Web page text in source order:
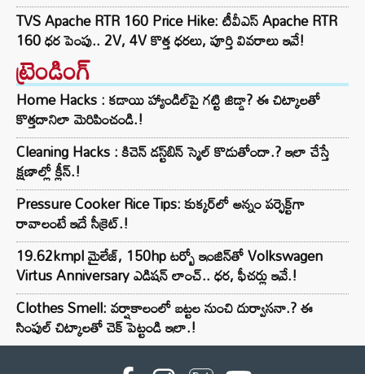
TVS Apache RTR 160 Price Hike: టీవీఎస్ Apache RTR
160 ధర పెంపు.. 2V, 4V కొత్త ధరలు, పూర్తి వివరాలు ఇవే!
ట్రెండింగ్‌
Home Hacks : కడాయి హ్యాండిల్‌పై గట్టి జిడ్డా? ఈ చిట్కాలతో
కొత్తదానిలా మెరిపించండి.!
Cleaning Hacks : కిచెన్ డస్ట్‌బిన్ స్మెల్ కొడుతోందా.? ఇలా చేస్తే
క్షణాల్లో క్లీన్.!
Pressure Cooker Rice Tips: కుక్కర్‌లో అన్నం పర్ఫెక్ట్‌గా
రావాలంటే ఇదే సీక్రెట్.!
19.62kmpl మైలేజ్, 150hp టర్బో ఇంజిన్‌తో Volkswagen
Virtus Anniversary ఎడిషన్ లాంచ్.. ధర, ఫీచర్లు ఇవే.!
Clothes Smell: వర్షాకాలంలో బట్టల నుంచి దుర్వాసనా.? ఈ
సింపుల్ చిట్కాలతో చెక్ పెట్టండి ఇలా.!